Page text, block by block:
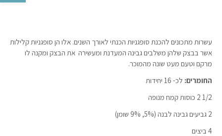
עשרות מתכונים להכנת סופגניות הכנתי לאורך השנים. אלו הן סופגניות קלילות
אשר בבצק שלהן משלבים גבינה המעדנת ומעשירה את הבצק ומקנה לו
מרקם וטעם מעט שונה מהמוכר.
החומרים: לכ- 16 יחידות
1/2 2 כוסות קמח מנופה
2 גביעים גבינה לבנה (5%, 9% שומן)
4 ביצים